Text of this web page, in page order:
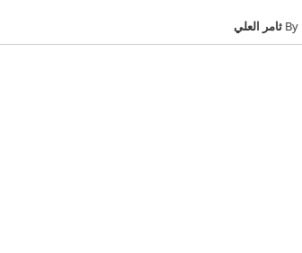
ثامر العلي